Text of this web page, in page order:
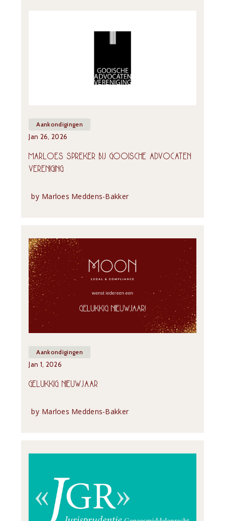
Aankondigingen
Jan 26, 2026
MARLOES SPREKER BIJ GOOISCHE ADVOCATEN
VERENIGING
by Marloes Meddens-Bakker
Aankondigingen
Jan 1, 2026
GELUKKIG NIEUWJAAR
by Marloes Meddens-Bakker